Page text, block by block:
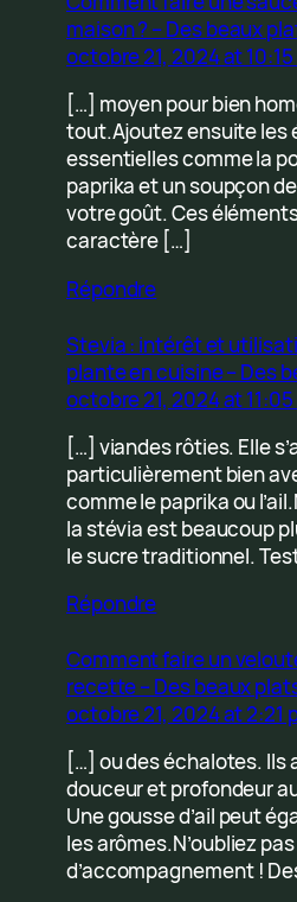
maison ? – Des beaux
octobre 21, 2024 at
[…] moyen pour bien
tout.Ajoutez ensuite les
essentielles comme la
paprika et un soupçon
votre goût. Ces
caractère […]
Répondre
Stevia : intérêt et
plante en cuisine – Des
octobre 21, 2024 at
[…] viandes rôties. Elle
particulièrement bien
comme le paprika ou
la stévia est beaucoup
le sucre traditionnel.
Répondre
Comment faire un
recette – Des beaux
octobre 21, 2024 at 2:21
[…] ou des échalotes. Ils
douceur et profondeur
Une gousse d’ail peut
les arômes.N’oubliez
d’accompagnement !